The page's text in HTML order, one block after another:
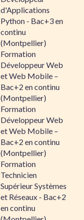
d'Applications
Python - Bac+3 en
continu
(Montpellier)
Formation
Développeur Web
et Web Mobile –
Bac+2 en continu
(Montpellier)
Formation
Développeur Web
et Web Mobile –
Bac+2 en continu
(Montpellier)
Formation
Technicien
Supérieur Systèmes
et Réseaux - Bac+2
en continu